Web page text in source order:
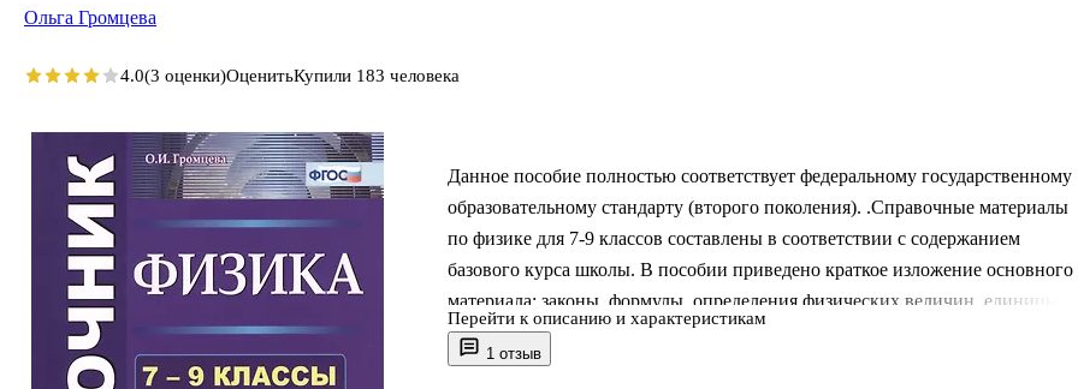
1 отзыв
Данное пособие полностью соответствует федеральному государственному
образовательному стандарту (второго поколения). .Справочные материалы
по физике для 7-9 классов составлены в соответствии с содержанием
базового курса школы. В пособии приведено краткое изложение основного
материала: законы, формулы, определения физических величин, единицы
измерения, сведения по астрономии, материалы из истории физики и
справочные таблицы. .Справочник будет полезен для учащихся,
Перейти к описанию и характеристикам
Ольга Громцева
4.0(3 оценки)ОценитьКупили 183 человека